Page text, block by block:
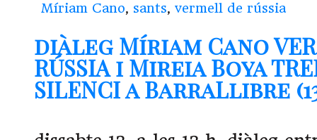
Míriam Cano, sants, vermell de rússia
diàleg Míriam Cano
RÚSSIA i Mireia Boya
SILENCI a BarraLlibre